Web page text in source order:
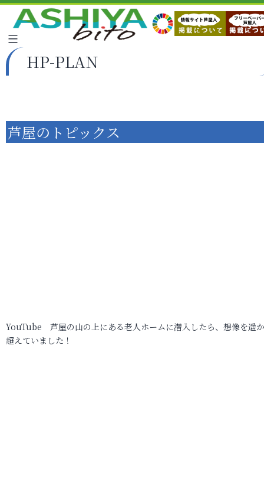
HP-PLAN
芦屋のトピックス
YouTube 芦屋の山の上にある老人ホームに潜入したら、想像を遥
超えていました！